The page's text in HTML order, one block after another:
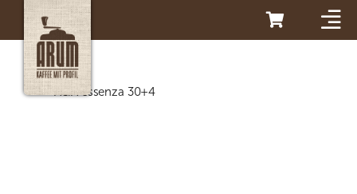
AQA essenza 30+4